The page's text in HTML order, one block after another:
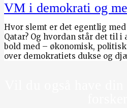
VM i demokrati og
Hvor slemt er det egentlig
Qatar? Og hvordan står det til
bold med – økonomisk,
over demokratiets dukse og